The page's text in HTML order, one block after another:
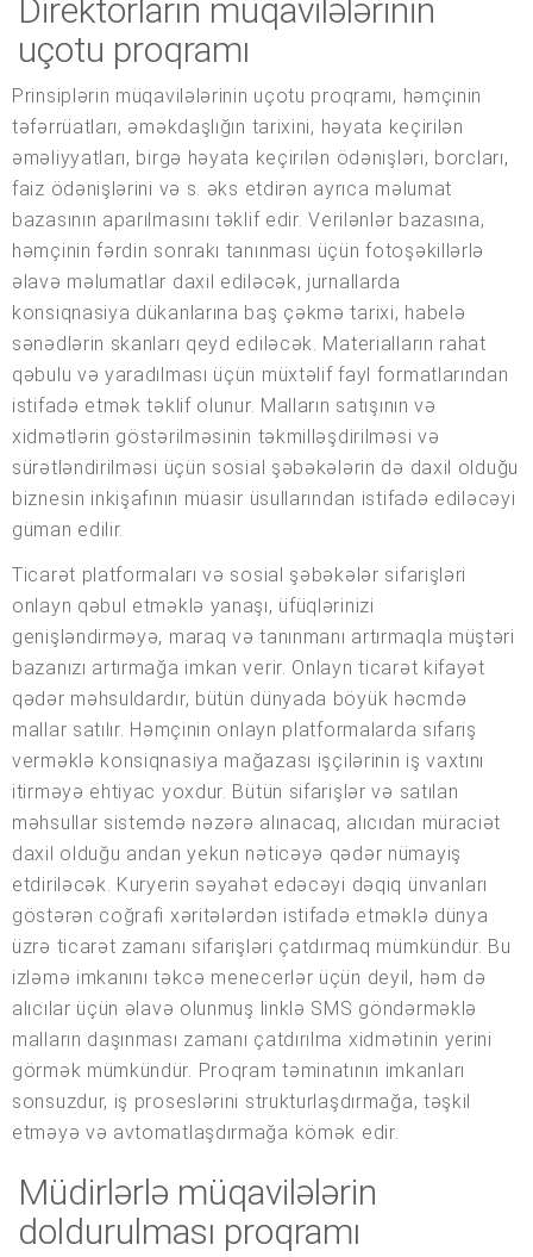
Direktorların müqavilələrinin
uçotu proqramı
Prinsiplərin müqavilələrinin uçotu proqramı, həmçinin
təfərrüatları, əməkdaşlığın tarixini, həyata keçirilən
əməliyyatları, birgə həyata keçirilən ödənişləri, borcları,
faiz ödənişlərini və s. əks etdirən ayrıca məlumat
bazasının aparılmasını təklif edir. Verilənlər bazasına,
həmçinin fərdin sonrakı tanınması üçün fotoşəkillərlə
əlavə məlumatlar daxil ediləcək, jurnallarda
konsiqnasiya dükanlarına baş çəkmə tarixi, habelə
sənədlərin skanları qeyd ediləcək. Materialların rahat
qəbulu və yaradılması üçün müxtəlif fayl formatlarından
istifadə etmək təklif olunur. Malların satışının və
xidmətlərin göstərilməsinin təkmilləşdirilməsi və
sürətləndirilməsi üçün sosial şəbəkələrin də daxil olduğu
biznesin inkişafının müasir üsullarından istifadə ediləcəyi
güman edilir.
Ticarət platformaları və sosial şəbəkələr sifarişləri
onlayn qəbul etməklə yanaşı, üfüqlərinizi
genişləndirməyə, maraq və tanınmanı artırmaqla müştəri
bazanızı artırmağa imkan verir. Onlayn ticarət kifayət
qədər məhsuldardır, bütün dünyada böyük həcmdə
mallar satılır. Həmçinin onlayn platformalarda sifariş
verməklə konsiqnasiya mağazası işçilərinin iş vaxtını
itirməyə ehtiyac yoxdur. Bütün sifarişlər və satılan
məhsullar sistemdə nəzərə alınacaq, alıcıdan müraciət
daxil olduğu andan yekun nəticəyə qədər nümayiş
etdiriləcək. Kuryerin səyahət edəcəyi dəqiq ünvanları
göstərən coğrafi xəritələrdən istifadə etməklə dünya
üzrə ticarət zamanı sifarişləri çatdırmaq mümkündür. Bu
izləmə imkanını təkcə menecerlər üçün deyil, həm də
alıcılar üçün əlavə olunmuş linklə SMS göndərməklə
malların daşınması zamanı çatdırılma xidmətinin yerini
görmək mümkündür. Proqram təminatının imkanları
sonsuzdur, iş proseslərini strukturlaşdırmağa, təşkil
etməyə və avtomatlaşdırmağa kömək edir.
Müdirlərlə müqavilələrin
doldurulması proqramı